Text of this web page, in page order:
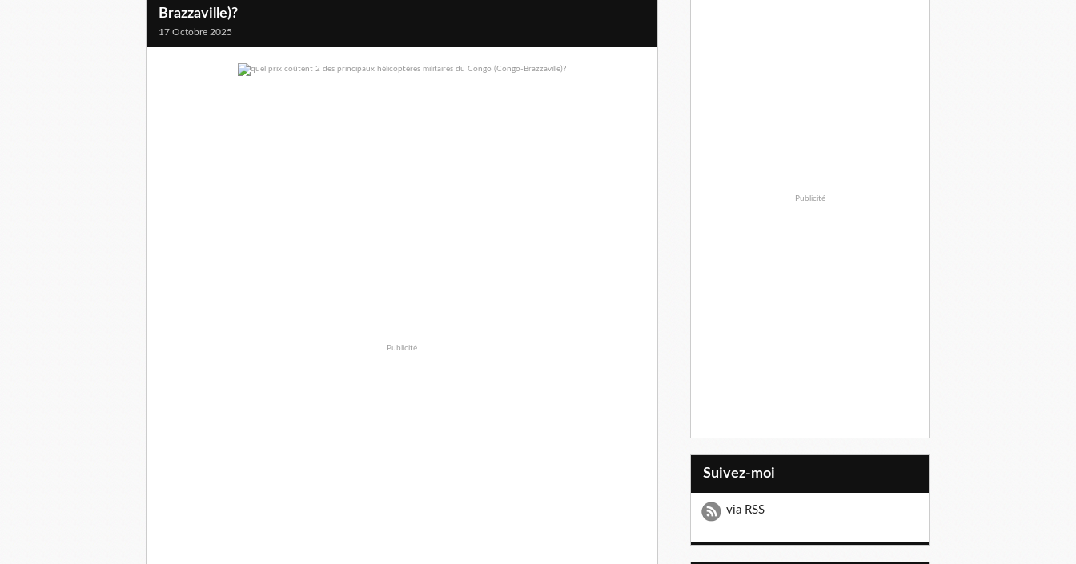
Brazzaville)?
17 Octobre 2025
Publicité
Publicité
Suivez-moi
via RSS